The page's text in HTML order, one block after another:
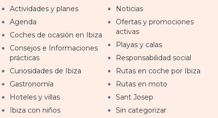
Actividades y planes
Agenda
Coches de ocasión en Ibiza
Consejos e Informaciones
prácticas
Curiosidades de Ibiza
Gastronomía
Hoteles y villas
Ibiza con niños
Noticias
Ofertas y promociones
activas
Playas y calas
Responsabilidad social
Rutas en coche por Ibiza
Rutas en moto
Sant Josep
Sin categorizar